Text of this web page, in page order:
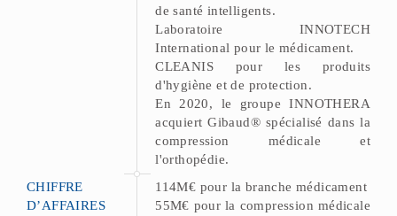
de santé intelligents.
Laboratoire INNOTECH
International pour le médicament.
CLEANIS pour les produits
d'hygiène et de protection.
En 2020, le groupe INNOTHERA
acquiert Gibaud® spécialisé dans la
compression médicale et
l'orthopédie.
CHIFFRE
D’AFFAIRES
114M€ pour la branche médicament
55M€ pour la compression médicale